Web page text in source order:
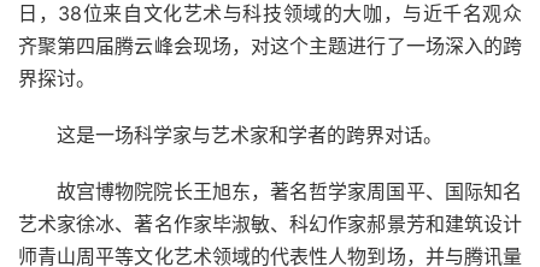
日，38位来自文化艺术与科技领域的大咖，与近千名观众
齐聚第四届腾云峰会现场，对这个主题进行了一场深入的跨
界探讨。
这是一场科学家与艺术家和学者的跨界对话。
故宫博物院院长王旭东，著名哲学家周国平、国际知名
艺术家徐冰、著名作家毕淑敏、科幻作家郝景芳和建筑设计
师青山周平等文化艺术领域的代表性人物到场，并与腾讯量